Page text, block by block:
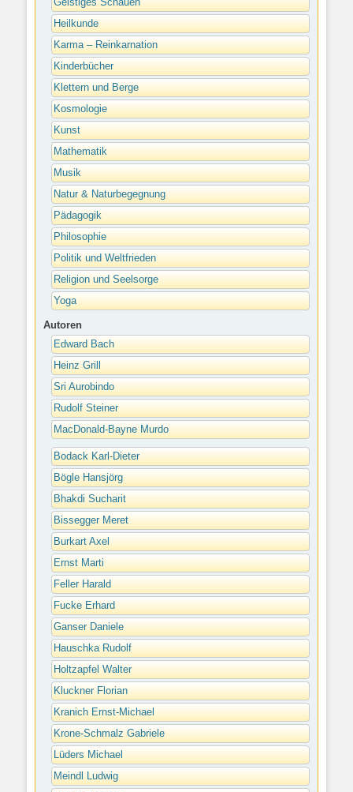
Geistiges Schauen
Heilkunde
Karma – Reinkarnation
Kinderbücher
Klettern und Berge
Kosmologie
Kunst
Mathematik
Musik
Natur & Naturbegegnung
Pädagogik
Philosophie
Politik und Weltfrieden
Religion und Seelsorge
Yoga
Autoren
Edward Bach
Heinz Grill
Sri Aurobindo
Rudolf Steiner
MacDonald-Bayne Murdo
Bodack Karl-Dieter
Bögle Hansjörg
Bhakdi Sucharit
Bissegger Meret
Burkart Axel
Ernst Marti
Feller Harald
Fucke Erhard
Ganser Daniele
Hauschka Rudolf
Holtzapfel Walter
Kluckner Florian
Kranich Ernst-Michael
Krone-Schmalz Gabriele
Lüders Michael
Meindl Ludwig